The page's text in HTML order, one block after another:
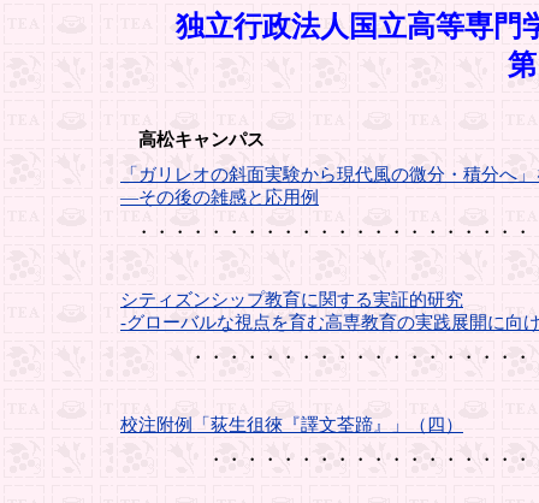
独立行政法人国立高等専
高松キャンパス
「ガリレオの斜面実験から現代風の微分・積分へ
―その後の雑感と応用例
・・・・・・・・・・・・・・・・・・・・・
シティズンシップ教育に関する実証的研究
-グローバルな視点を育む高専教育の実践展開に向
・・・・・・・・・・・・・・・・・・
校注附例「荻生徂徠『譯文荃蹄』」（四）
・・・・・・・・・・・・・・・・・